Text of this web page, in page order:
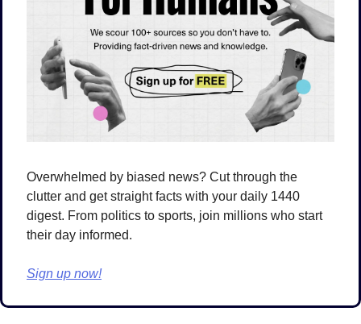
Overwhelmed by biased news? Cut through the
clutter and get straight facts with your daily 1440
digest. From politics to sports, join millions who start
their day informed.
Sign up now!